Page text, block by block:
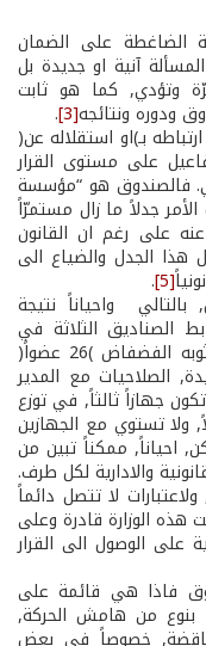
الضاغطة على الضمان
آنية او جديدة بل
وتؤدي, كما هو ثابت
ودوره ونتائجه[3]
.
بـ)او استقلاله عن(
على مستوى القرار
فالصندوق هو “مؤسسة
جدلاً ما زال مستمرّاً
على رغم ان القانون
الجدل والضياع الى
[5]
.
واحياناً نتيجة
الصناديق الثلاثة في
اطار صندوق واحد. وتنازع مجلس الادارة بثوبه الفضفاض )26 عضواً(
الصلاحيات مع المدير
جهازاً ثالثاً, في توزع
ولا تستوي مع الجهازين
احياناً, ممكناً تبين من
والادارية لكل طرف.
لا تتصل دائماً
هذه الوزارة قادرة ­وعلى
على الوصول الى القرار
فاذا هي قائمة على
بنوع من هامش الحركة,
خصوصاً في بعض